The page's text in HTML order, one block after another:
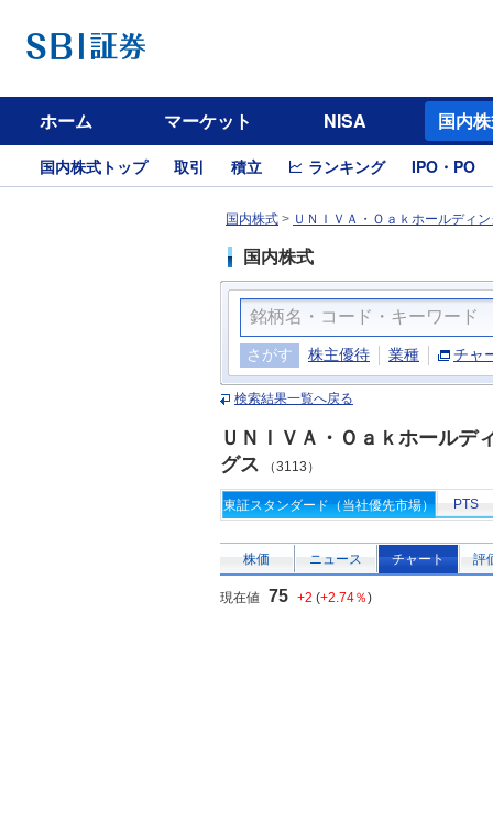
ホーム マーケット NISA 国内
国内株式トップ 取引 積立 ランキング IPO・PO
国内株式 > ＵＮＩＶＡ・Ｏａｋホールディ
国内株式
さがす 株主優待 業種 チャ
検索結果一覧へ戻る
ＵＮＩＶＡ・Ｏａｋホールデ
グス （3113）
東証スタンダード（当社優先市場） PTS
株価 ニュース チャート 評
現在値 75 +2 (+2.74％)